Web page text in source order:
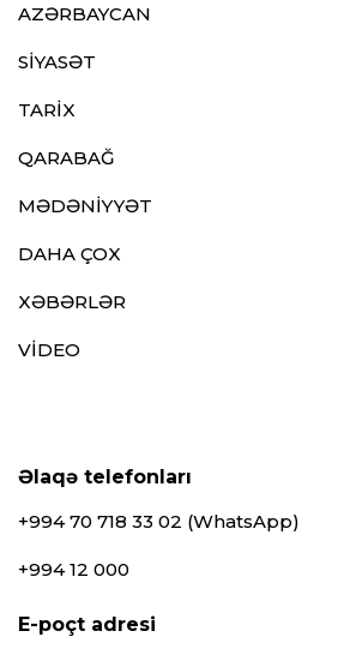
AZƏRBAYCAN
SİYASƏT
TARİX
QARABAĞ
MƏDƏNİYYƏT
DAHA ÇOX
XƏBƏRLƏR
VİDEO
Əlaqə telefonları
+994 70 718 33 02 (WhatsApp)
+994 12 000
E-poçt adresi